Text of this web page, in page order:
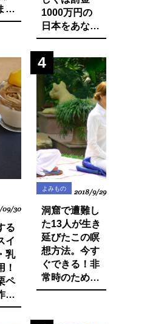
で
生
し
1000万円の
日本をあなた
は想像できま
すか？今まで
登録品種のみ
禁止されてい
た種採りや脇
芽挿しが原則
禁止の方向
に・・？
09/30
る
イ
乳
！
ペ
る
パ
4
よみもの 2018/9/29
洞窟で遭難し
た13人が生き
延びたこの瞑
想方法。今す
ぐできる！非
常時のために
知っておきた
マネージ。